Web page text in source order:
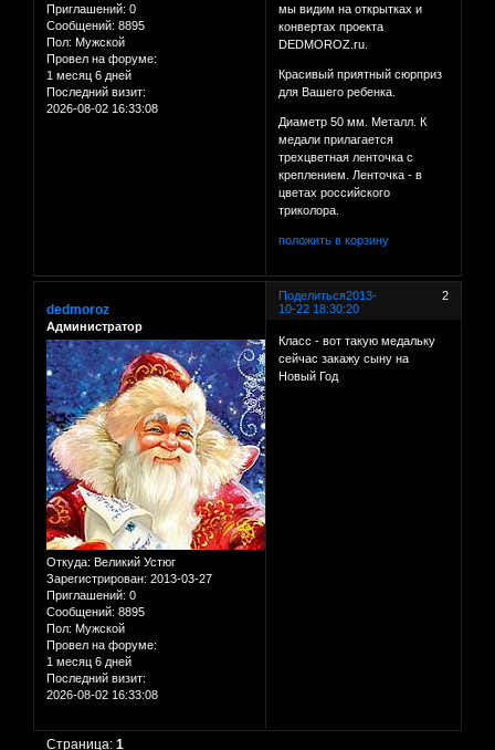
Приглашений: 0
Сообщений: 8895
Пол: Мужской
Провел на форуме:
1 месяц 6 дней
Последний визит:
2026-08-02 16:33:08
мы видим на открытках и
конвертах проекта
DEDMOROZ.ru.
Красивый приятный сюрприз
для Вашего ребенка.
Диаметр 50 мм. Металл. К
медали прилагается
трехцветная ленточка с
креплением. Ленточка - в
цветах российского
триколора.
положить в корзину
Поделиться 2
2013-
10-22 18:30:20
dedmoroz
Администратор
Откуда: Великий Устюг
Зарегистрирован: 2013-03-27
Приглашений: 0
Сообщений: 8895
Пол: Мужской
Провел на форуме:
1 месяц 6 дней
Последний визит:
2026-08-02 16:33:08
Класс - вот такую медальку
сейчас закажу сыну на
Новый Год
Страница:1